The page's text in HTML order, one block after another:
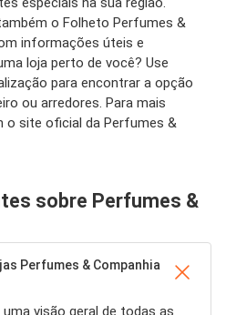
o Folheto Perfumes &
informações úteis e
loja perto de você? Use
para encontrar a opção
ou arredores. Para mais
o site oficial da Perfumes &
sobre Perfumes &
Perfumes & Companhia
visão geral de todas as